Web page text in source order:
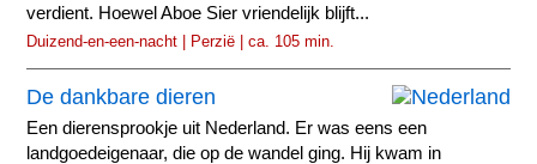
verdient. Hoewel Aboe Sier vriendelijk blijft...
Duizend-en-een-nacht | Perzië | ca. 105 min.
De dankbare dieren
Een dierensprookje uit Nederland. Er was eens een
landgoedeigenaar, die op de wandel ging. Hij kwam in